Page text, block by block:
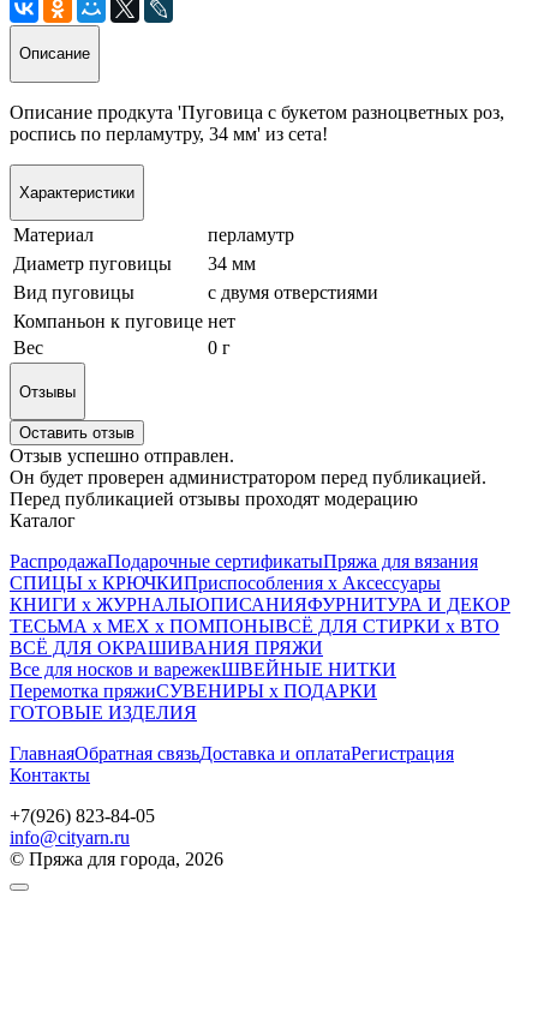
Описание
Описание продкута 'Пуговица с букетом разноцветных роз,
роспись по перламутру, 34 мм' из сета!
Характеристики
Материал
перламутр
Диаметр пуговицы
34 мм
Вид пуговицы
с двумя отверстиями
Компаньон к пуговице нет
Вес
0 г
Отзывы
Оставить отзыв
Отзыв успешно отправлен.
Он будет проверен администратором перед публикацией.
Перед публикацией отзывы проходят модерацию
Каталог
РаспродажаПодарочные сертификатыПряжа для вязания
СПИЦЫ х КРЮЧКИПриспособления х Аксессуары
КНИГИ х ЖУРНАЛЫОПИСАНИЯФУРНИТУРА И ДЕКОР
ТЕСЬМА х МЕХ х ПОМПОНЫВСЁ ДЛЯ СТИРКИ х ВТО
ВСЁ ДЛЯ ОКРАШИВАНИЯ ПРЯЖИ
Все для носков и варежекШВЕЙНЫЕ НИТКИ
Перемотка пряжиСУВЕНИРЫ х ПОДАРКИ
ГОТОВЫЕ ИЗДЕЛИЯ
ГлавнаяОбратная связьДоставка и оплатаРегистрация
Контакты
+7(926) 823-84-05
info@cityarn.ru
© Пряжа для города, 2026